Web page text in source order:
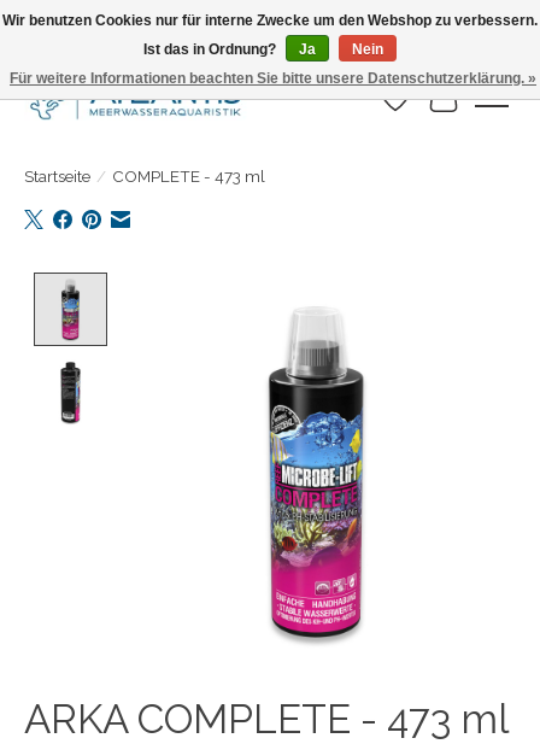
Täglicher Versand. Bestelle bis 15.00 Uhr
Wunschzettel
Ihr
Startseite / COMPLETE - 473 ml
ARKA COMPLETE - 473 ml
Wir benutzen Cookies nur für interne Zwecke um den Webshop zu verbessern.
Ist das in Ordnung?
Ja
Nein
Für weitere Informationen beachten Sie bitte unsere Datenschutzerklärung. »